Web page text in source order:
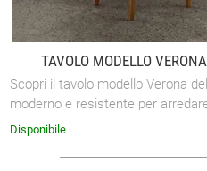
TAVOLO MODELLO
Scopri il tavolo modello Verona
moderno e resistente per
Disponibile